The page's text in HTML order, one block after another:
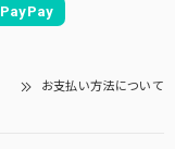
PayPay
お支払い方法について